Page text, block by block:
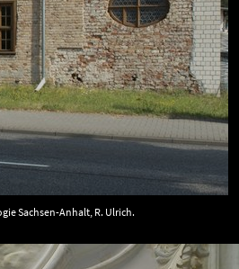
Sachsen-Anhalt, R. Ulrich.